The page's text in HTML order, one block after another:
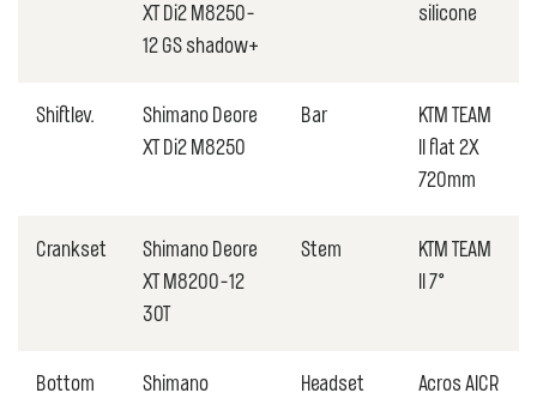
XT Di2 M8250-
12 GS shadow+
silicone
Shiftlev.
Shimano Deore
XT Di2 M8250
Bar
KTM TEAM
II flat 2X
720mm
Crankset
Shimano Deore
XT M8200-12
30T
Stem
KTM TEAM
II 7°
Bottom
Shimano
Headset
Acros AICR